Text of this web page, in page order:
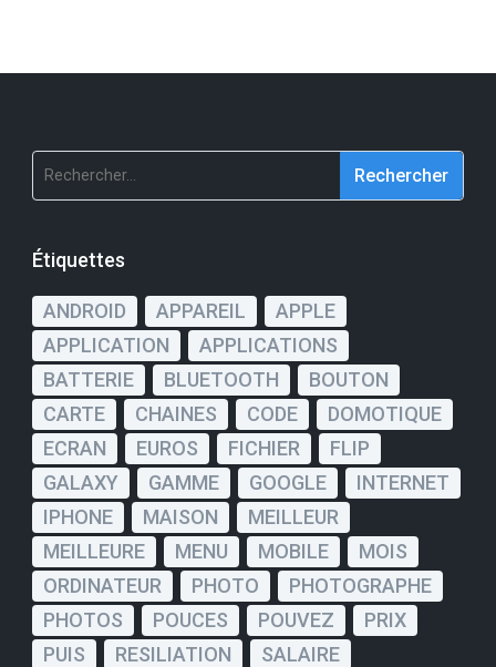
Rechercher :
Étiquettes
ANDROID APPAREIL
APPLE
APPLICATION
APPLICATIONS
BATTERIE
BLUETOOTH
BOUTON
CARTE
CHAINES CODE
DOMOTIQUE
ECRAN
EUROS FICHIER
FLIP
GALAXY
GAMME GOOGLE
INTERNET
IPHONE
MAISON
MEILLEUR
MEILLEURE
MENU MOBILE
MOIS
ORDINATEUR
PHOTO
PHOTOGRAPHE
PHOTOS
POUCES POUVEZ
PRIX
PUIS
RESILIATION
SALAIRE